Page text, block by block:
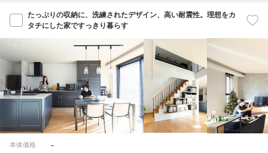
たっぷりの収納に、洗練されたデザイン、高い耐震性。理想をカ
タチにした家ですっきり暮らす
本体価格 -